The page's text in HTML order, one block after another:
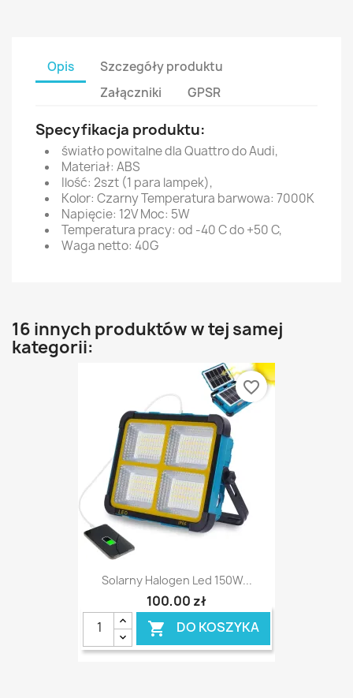
Opis
Szczegóły produktu
Załączniki
GPSR
Specyfikacja produktu:
światło powitalne dla Quattro do Audi,
Materiał: ABS
Ilość: 2szt (1 para lampek),
Kolor: Czarny Temperatura barwowa: 7000K
Napięcie: 12V Moc: 5W
Temperatura pracy: od -40 C do +50 C,
Waga netto: 40G
16 innych produktów w tej samej
kategorii:
Solarny Halogen Led 150W...
100,00 zł
 DO KOSZYKA
favorite_border